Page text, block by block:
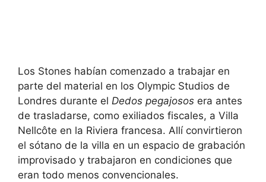
Los Stones habían comenzado a trabajar en
parte del material en los Olympic Studios de
Londres durante el Dedos pegajosos era antes
de trasladarse, como exiliados fiscales, a Villa
Nellcôte en la Riviera francesa. Allí convirtieron
el sótano de la villa en un espacio de grabación
improvisado y trabajaron en condiciones que
eran todo menos convencionales.